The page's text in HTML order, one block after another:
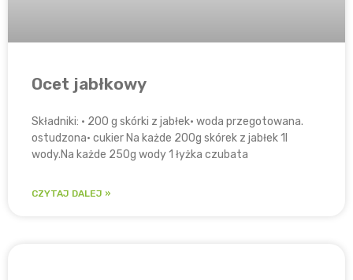
Ocet jabłkowy
Składniki: • 200 g skórki z jabłek• woda przegotowana.
ostudzona• cukier Na każde 200g skórek z jabłek 1l
wody.Na każde 250g wody 1 łyżka czubata
CZYTAJ DALEJ »